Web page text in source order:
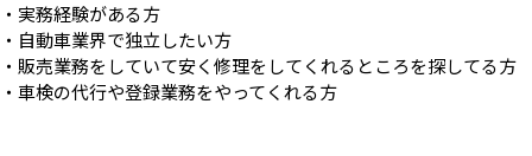
・実務経験がある方
・自動車業界で独立したい方
・販売業務をしていて安く修理をしてくれるところを探してる方
・車検の代行や登録業務をやってくれる方